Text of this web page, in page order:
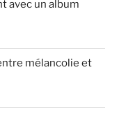
avec un album
mélancolie et